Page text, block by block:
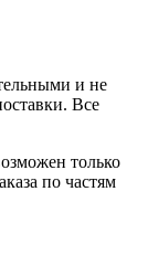
и не
Все
только
по частям